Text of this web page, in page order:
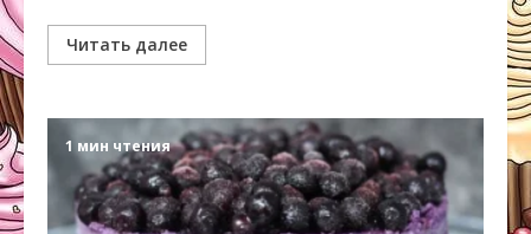
Читать далее
1 мин чтения